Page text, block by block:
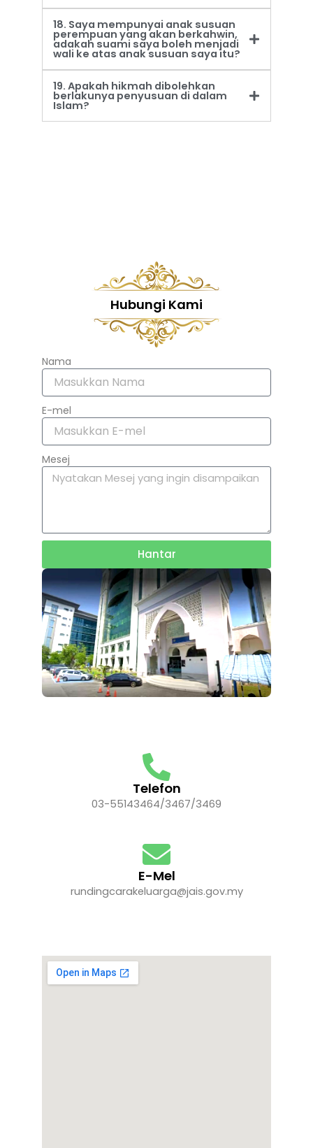
18. Saya mempunyai anak susuan
perempuan yang akan berkahwin,
adakah suami saya boleh menjadi
wali ke atas anak susuan saya itu?
19. Apakah hikmah dibolehkan
berlakunya penyusuan di dalam
Islam?
Hubungi Kami
Nama
E-mel
Mesej
Hantar
Telefon
03-55143464/3467/3469
E-Mel
rundingcarakeluarga@jais.gov.my